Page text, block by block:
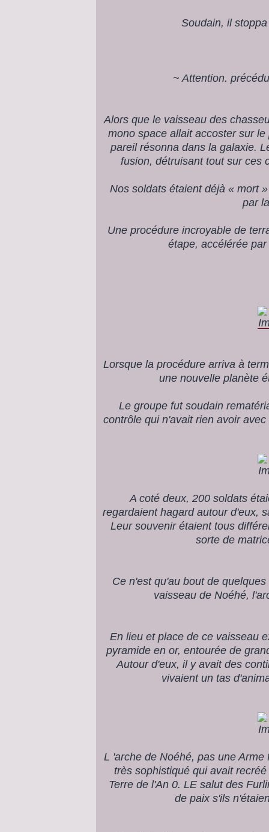
Soudain, il
~ Attention.
Alors que le vaisseau des
mono space allait accoster sur
pareil résonna dans la galaxie.
fusion, détruisant tout sur ces
Nos soldats étaient déjà « mort
par
Une procédure incroyable de
étape, accélérée
Lorsque la procédure arriva à
une nouvelle planète
Le groupe fut soudain
contrôle qui n'avait rien avoir
A coté deux, 200 soldats
regardaient hagard autour d'eux,
Leur souvenir étaient tous
sorte de
Ce n'est qu'au bout de
vaisseau de Noéhé,
En lieu et place de ce vaisseau
pyramide en or, entourée de
Autour d'eux, il y avait des
vivaient un tas
L 'arche de Noéhé, pas une
très sophistiqué qui avait
Terre de l'An 0. LE salut des
de paix s'ils